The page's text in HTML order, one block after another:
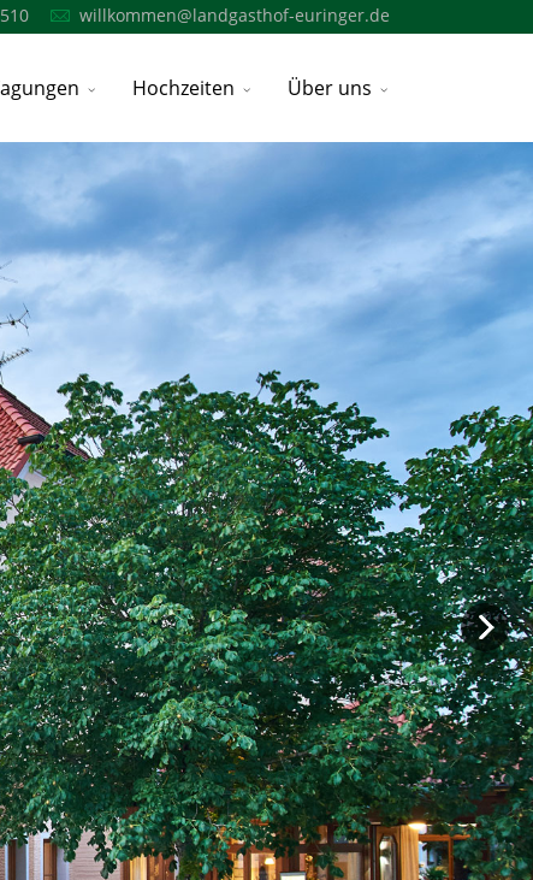
willkommen@landgasthof-euringer.de
Hochzeiten Über uns